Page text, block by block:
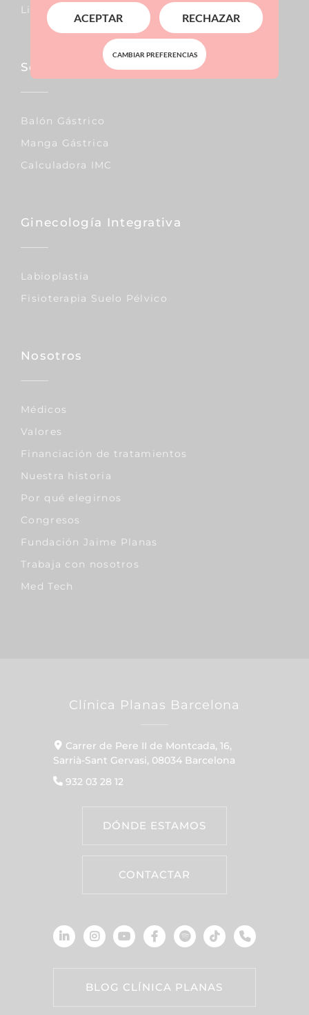
Liposucción
Sobrepeso & Obesidad
Balón Gástrico
Manga Gástrica
Calculadora IMC
Ginecología Integrativa
Labioplastia
Fisioterapia Suelo Pélvico
Nosotros
Médicos
Valores
Financiación de tratamientos
Nuestra historia
Por qué elegirnos
Congresos
Fundación Jaime Planas
Trabaja con nosotros
Med Tech
Clínica Planas Barcelona
Carrer de Pere II de Montcada, 16,
Sarrià-Sant Gervasi, 08034 Barcelona
932 03 28 12
DÓNDE ESTAMOS
CONTACTAR
BLOG CLÍNICA PLANAS
ACEPTAR RECHAZAR
CAMBIAR PREFERENCIAS